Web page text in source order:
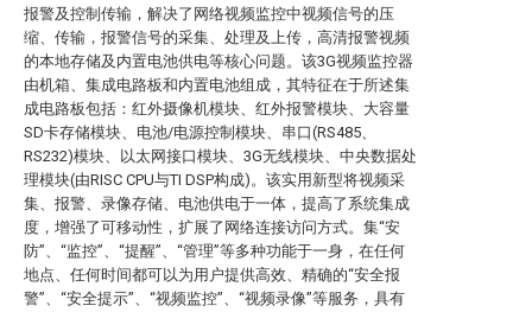
报警及控制传输，解决了网络视频监控中视频信号的压
缩、传输，报警信号的采集、处理及上传，高清报警视频
的本地存储及内置电池供电等核心问题。该3G视频监控器
由机箱、集成电路板和内置电池组成，其特征在于所述集
成电路板包括：红外摄像机模块、红外报警模块、大容量
SD卡存储模块、电池/电源控制模块、串口(RS485、
RS232)模块、以太网接口模块、3G无线模块、中央数据处
理模块(由RISC CPU与TI DSP构成)。该实用新型将视频采
集、报警、录像存储、电池供电于一体，提高了系统集成
度，增强了可移动性，扩展了网络连接访问方式。集“安
防”、“监控”、“提醒”、“管理”等多种功能于一身，在任何
地点、任何时间都可以为用户提供高效、精确的“安全报
警”、“安全提示”、“视频监控”、“视频录像”等服务，具有